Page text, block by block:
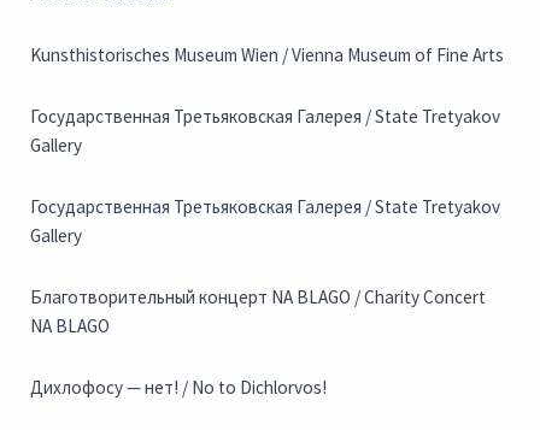
Kunsthistorisches Museum Wien / Vienna Museum of Fine Arts
Государственная Третьяковская Галерея / State Tretyakov
Gallery
Государственная Третьяковская Галерея / State Tretyakov
Gallery
Благотворительный концерт NA BLAGO / Charity Concert
NA BLAGO
Дихлофосу — нет! / No to Dichlorvos!